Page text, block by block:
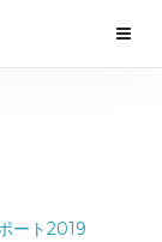
ート2019